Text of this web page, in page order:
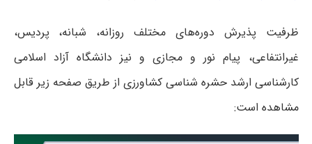
ظرفیت پذیرش دوره‌های مختلف روزانه، شبانه، پردیس،
غیرانتفاعی، پیام نور و مجازی و نیز دانشگاه آزاد اسلامی
کارشناسی ارشد حشره شناسی کشاورزی از طریق صفحه زیر قابل
مشاهده است: